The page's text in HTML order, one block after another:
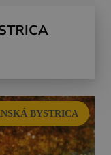
BYSTRICA